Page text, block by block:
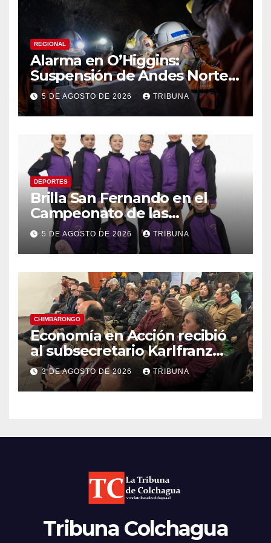
REGIONAL
Alarma en O’Higgins:
Suspensión de Andes Norte
golpea con fuerza el empleo
y la economía regional
5 DE AGOSTO DE 2026 TRIBUNA
DEPORTES
Brilla San Fernando en el
Campeonato de las
Américas: Academia de
Gimnasia Rítmica asegura su
pase a la final internacional
5 DE AGOSTO DE 2026 TRIBUNA
CHIMBARONGO
Economía en Acción recibió
al subsecretario Karlfranz
Koehler en Chimbarongo
3 DE AGOSTO DE 2026 TRIBUNA
Tribuna Colchagua